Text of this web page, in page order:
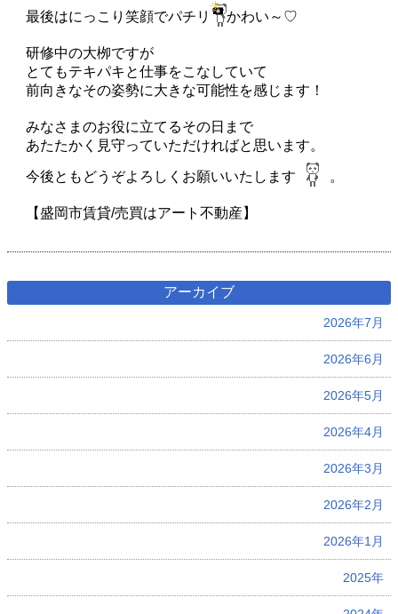
最後はにっこり笑顔でパチリ かわい～♡
研修中の大栁ですが
とてもテキパキと仕事をこなしていて
前向きなその姿勢に大きな可能性を感じます！
みなさまのお役に立てるその日まで
あたたかく見守っていただければと思います。
今後ともどうぞよろしくお願いいたします 。
【盛岡市賃貸/売買はアート不動産】
アーカイブ
2026年7月
2026年6月
2026年5月
2026年4月
2026年3月
2026年2月
2026年1月
2025年